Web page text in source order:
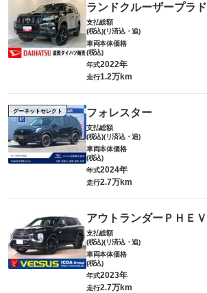
ランドクルーザープラド
支払総額
(税込)(リ済込・追)
車両本体価格
(税込)
年式2022年
走行1.2万km
グーネットセレクト フォレスター
支払総額
(税込)(リ済込・追)
車両本体価格
(税込)
年式2024年
走行2.7万km
アウトランダーＰＨＥＶ
支払総額
(税込)(リ済込・追)
車両本体価格
(税込)
年式2023年
走行2.7万km